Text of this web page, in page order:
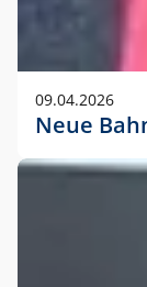
09.04.2026
Neue